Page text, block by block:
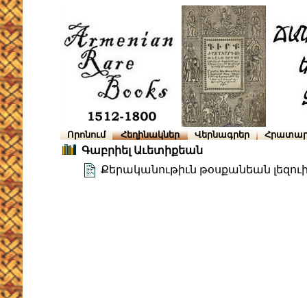
Որոնում Հեղինակներ Վերնագրեր
Գաբրիել Աւետիքեան
Քերականութիւն թօսքանեան